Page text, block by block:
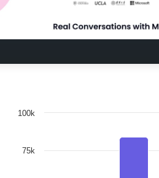
75k
100k